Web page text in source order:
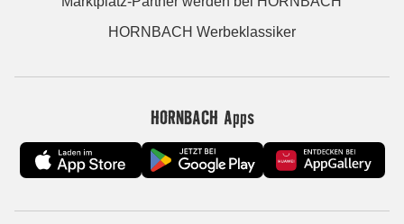
HORNBACH Werbeklassiker
HORNBACH Apps